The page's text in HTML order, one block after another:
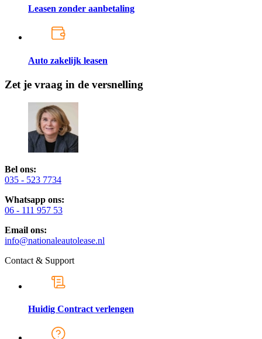
Leasen zonder aanbetaling
Auto zakelijk leasen
Zet je vraag in de versnelling
Bel ons:
035 - 523 7734
Whatsapp ons:
06 - 111 957 53
Email ons:
info@nationaleautolease.nl
Contact & Support
Huidig Contract verlengen